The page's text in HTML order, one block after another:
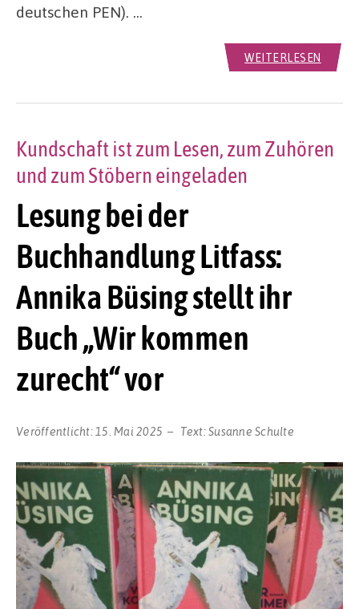
deutschen PEN). …
WEITERLESEN
Lesung bei der
Buchhandlung Litfass:
Annika Büsing stellt ihr
Buch „Wir kommen
zurecht“ vor
Kundschaft ist zum Lesen, zum Zuhören
und zum Stöbern eingeladen
Veröffentlicht: 15. Mai 2025 Text:Susanne Schulte